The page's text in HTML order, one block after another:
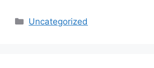
Categories
Uncategorized